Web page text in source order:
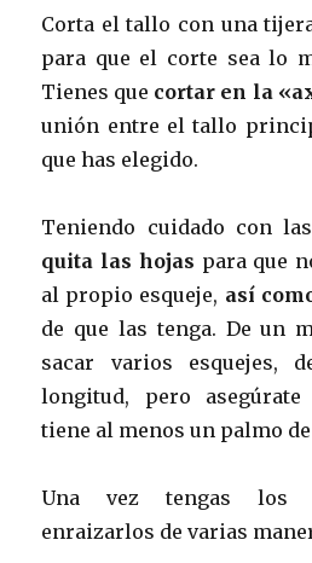
Corta el tallo con una
para que el corte sea lo
Tienes que cortar en la
unión entre el tallo
que has elegido.
Teniendo cuidado con
quita las hojas para que
al propio esqueje, así
de que las tenga. De un
sacar varios esquejes,
longitud, pero asegúrate
tiene al menos un palmo
Una vez tengas los
enraizarlos de varias